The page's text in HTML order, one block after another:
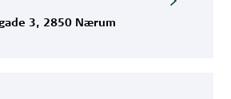
3, 2850 Nærum